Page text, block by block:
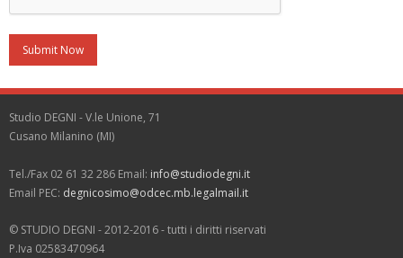
Studio DEGNI - V.le Unione, 71
Cusano Milanino (MI)
Tel./Fax 02 61 32 286 Email: info@studiodegni.it
Email PEC: degnicosimo@odcec.mb.legalmail.it
© STUDIO DEGNI - 2012-2016 - tutti i diritti riservati
P.Iva 02583470964